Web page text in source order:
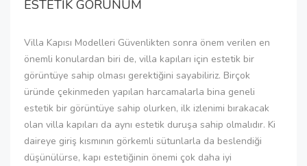
ESTETİK GÖRÜNÜM
Villa Kapısı Modelleri Güvenlikten sonra önem verilen en
önemli konulardan biri de, villa kapıları için estetik bir
görüntüye sahip olması gerektiğini sayabiliriz. Birçok
üründe çekinmeden yapılan harcamalarla bina geneli
estetik bir görüntüye sahip olurken, ilk izlenimi bırakacak
olan villa kapıları da aynı estetik duruşa sahip olmalıdır. Ki
daireye giriş kısmının görkemli sütunlarla da beslendiği
düşünülürse, kapı estetiğinin önemi çok daha iyi